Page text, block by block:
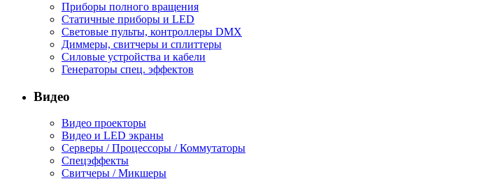
Приборы полного вращения
Статичные приборы и LED
Световые пульты, контроллеры DMX
Диммеры, свитчеры и сплиттеры
Силовые устройства и кабели
Генераторы спец. эффектов
Видео
Видео проекторы
Видео и LED экраны
Серверы / Процессоры / Коммутаторы
Спецэффекты
Свитчеры / Микшеры